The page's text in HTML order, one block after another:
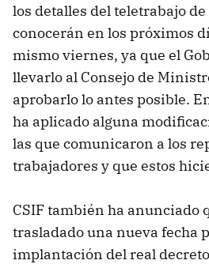
los detalles del teletrabajo
conocerán en los próximos
mismo viernes, ya que el
llevarlo al Consejo de
aprobarlo lo antes posible.
ha aplicado alguna
las que comunicaron a los
trabajadores y que estos
CSIF también ha anunciado
trasladado una nueva fecha
implantación del real